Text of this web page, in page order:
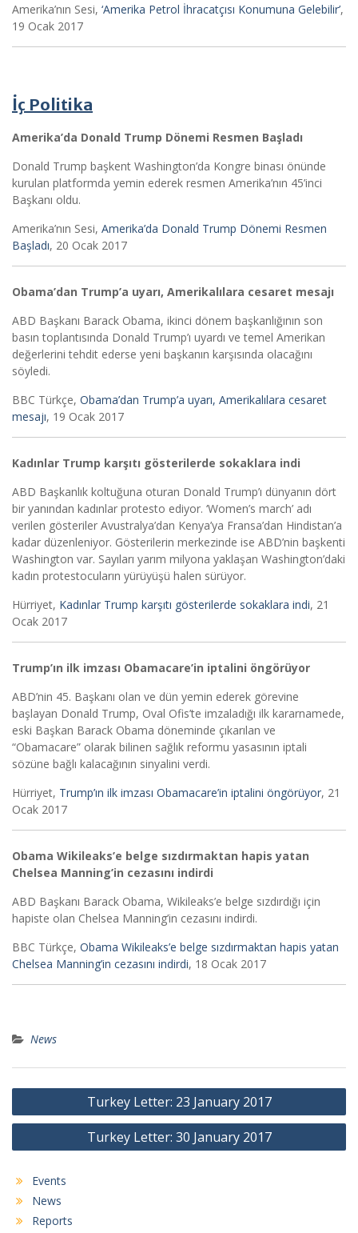
Amerika’nın Sesi, ‘Amerika Petrol İhracatçısı Konumuna Gelebilir’,
19 Ocak 2017
İç Politika
Amerika’da Donald Trump Dönemi Resmen Başladı
Donald Trump başkent Washington’da Kongre binası önünde
kurulan platformda yemin ederek resmen Amerika’nın 45’inci
Başkanı oldu.
Amerika’nın Sesi, Amerika’da Donald Trump Dönemi Resmen
Başladı, 20 Ocak 2017
Obama’dan Trump’a uyarı, Amerikalılara cesaret mesajı
ABD Başkanı Barack Obama, ikinci dönem başkanlığının son
basın toplantısında Donald Trump’ı uyardı ve temel Amerikan
değerlerini tehdit ederse yeni başkanın karşısında olacağını
söyledi.
BBC Türkçe, Obama’dan Trump’a uyarı, Amerikalılara cesaret
mesajı, 19 Ocak 2017
Kadınlar Trump karşıtı gösterilerde sokaklara indi
ABD Başkanlık koltuğuna oturan Donald Trump’ı dünyanın dört
bir yanından kadınlar protesto ediyor. ‘Women’s march’ adı
verilen gösteriler Avustralya’dan Kenya’ya Fransa’dan Hindistan’a
kadar düzenleniyor. Gösterilerin merkezinde ise ABD’nin başkenti
Washington var. Sayıları yarım milyona yaklaşan Washington’daki
kadın protestocuların yürüyüşü halen sürüyor.
Hürriyet, Kadınlar Trump karşıtı gösterilerde sokaklara indi, 21
Ocak 2017
Trump’ın ilk imzası Obamacare’in iptalini öngörüyor
ABD’nin 45. Başkanı olan ve dün yemin ederek görevine
başlayan Donald Trump, Oval Ofis’te imzaladığı ilk kararnamede,
eski Başkan Barack Obama döneminde çıkarılan ve
“Obamacare” olarak bilinen sağlık reformu yasasının iptali
sözüne bağlı kalacağının sinyalini verdi.
Hürriyet, Trump’ın ilk imzası Obamacare’in iptalini öngörüyor, 21
Ocak 2017
Obama Wikileaks’e belge sızdırmaktan hapis yatan
Chelsea Manning’in cezasını indirdi
ABD Başkanı Barack Obama, Wikileaks’e belge sızdırdığı için
hapiste olan Chelsea Manning’in cezasını indirdi.
BBC Türkçe, Obama Wikileaks’e belge sızdırmaktan hapis yatan
Chelsea Manning’in cezasını indirdi, 18 Ocak 2017
News
Post
navigation
Turkey Letter: 23 January 2017
Turkey Letter: 30 January 2017
Events
News
Reports